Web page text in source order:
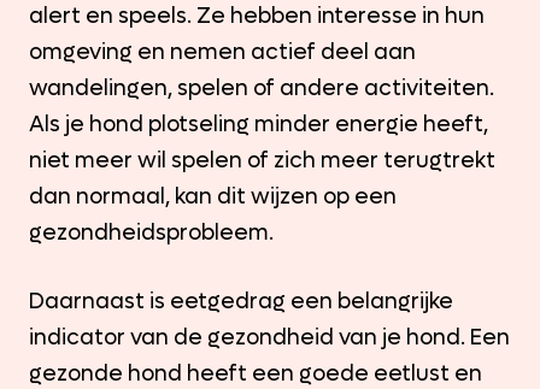
alert en speels. Ze hebben interesse in hun
omgeving en nemen actief deel aan
wandelingen, spelen of andere activiteiten.
Als je hond plotseling minder energie heeft,
niet meer wil spelen of zich meer terugtrekt
dan normaal, kan dit wijzen op een
gezondheidsprobleem.
Daarnaast is eetgedrag een belangrijke
indicator van de gezondheid van je hond. Een
gezonde hond heeft een goede eetlust en